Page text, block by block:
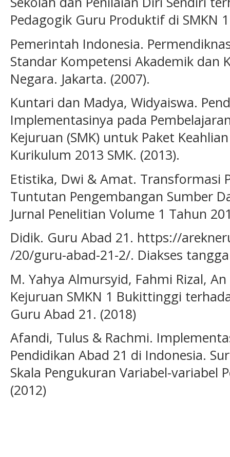
Pedagogik Guru Produktif di SMKN
Pemerintah Indonesia.
Standar Kompetensi Akademik dan
Negara. Jakarta. (2007).
Kuntari dan Madya, Widyaiswa.
Implementasinya pada
Kejuruan (SMK) untuk Paket
Kurikulum 2013 SMK. (2013).
Etistika, Dwi & Amat. Transformasi
Tuntutan Pengembangan Sumber
Jurnal Penelitian Volume 1 Tahun
Didik. Guru Abad 21. https://
/20/guru-abad-21-2/. Diakses
M. Yahya Almursyid, Fahmi Rizal,
Kejuruan SMKN 1 Bukittinggi
Guru Abad 21. (2018)
Afandi, Tulus & Rachmi.
Pendidikan Abad 21 di Indonesia.
Skala Pengukuran Variabel-variabel
(2012)